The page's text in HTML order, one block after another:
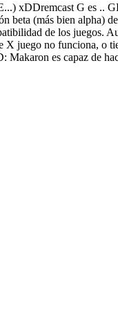
xDDremcast G es
beta (más bien alpha)
de los juegos.
X juego no funciona, o
Makaron es capaz de